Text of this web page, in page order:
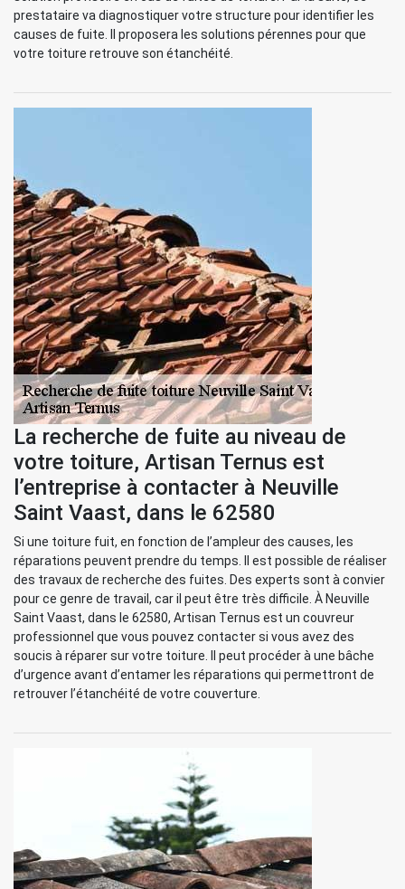
prestataire va diagnostiquer votre structure pour identifier les
causes de fuite. Il proposera les solutions pérennes pour que
votre toiture retrouve son étanchéité.
La recherche de fuite au niveau de
votre toiture, Artisan Ternus est
l’entreprise à contacter à Neuville
Saint Vaast, dans le 62580
Si une toiture fuit, en fonction de l’ampleur des causes, les
réparations peuvent prendre du temps. Il est possible de réaliser
des travaux de recherche des fuites. Des experts sont à convier
pour ce genre de travail, car il peut être très difficile. À Neuville
Saint Vaast, dans le 62580, Artisan Ternus est un couvreur
professionnel que vous pouvez contacter si vous avez des
soucis à réparer sur votre toiture. Il peut procéder à une bâche
d’urgence avant d’entamer les réparations qui permettront de
retrouver l’étanchéité de votre couverture.